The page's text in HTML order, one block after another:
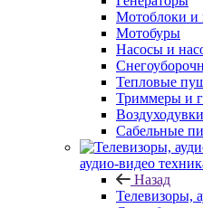
Мотоблоки и
Мотобуры
Насосы и
Тепловые
Триммеры и
Воздуходувки
Сабельные
аудио-видео
Назад
Телевизоры,